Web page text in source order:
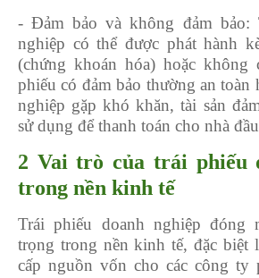
- Đảm bảo và không đảm bảo:
nghiệp có thể được phát hành
(chứng khoán hóa) hoặc không
phiếu có đảm bảo thường an toàn
nghiệp gặp khó khăn, tài sản
sử dụng để thanh toán cho nhà
2 Vai trò của trái phiếu
trong nền kinh tế
Trái phiếu doanh nghiệp đóng
trọng trong nền kinh tế, đặc biệt
cấp nguồn vốn cho các công ty